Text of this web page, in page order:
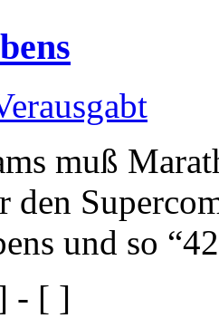
muß
den
und so
- [ ]